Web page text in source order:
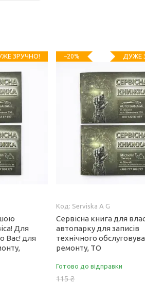
ЗРУЧНО!
Для
Вас! для
–20% ДУЖЕ
Serviska A G
Сервісна книга для
автопарку для записів
технічного
ремонту, ТО
Готово до відправки
115 ₴